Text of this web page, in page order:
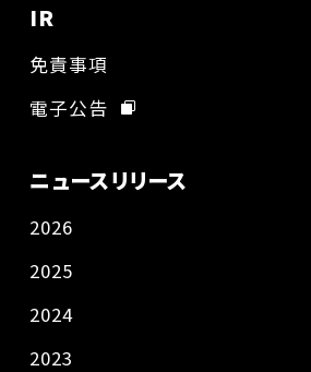
IR
免責事項
電子公告
ニュースリリース
2026
2025
2024
2023